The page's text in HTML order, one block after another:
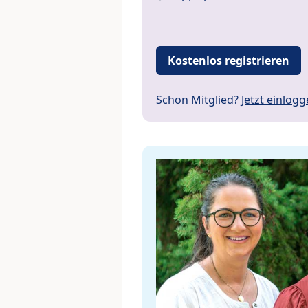
Kostenlos registrieren
Schon Mitglied? Jetzt